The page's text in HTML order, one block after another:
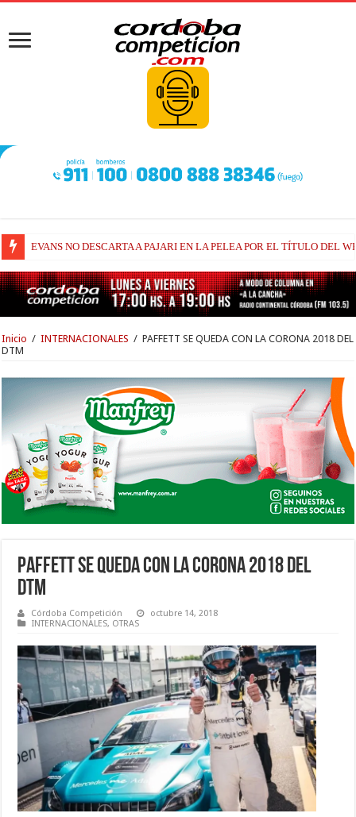
RAÚL FERNÁNDEZ Y TRACKHOUSE, A CONTINUIDAD
Inicio / INTERNACIONALES / PAFFETT SE QUEDA CON LA CORONA 2018 DEL
DTM
PAFFETT SE QUEDA CON LA CORONA 2018 DEL
DTM
Córdoba Competición
octubre 14, 2018
INTERNACIONALES, OTRAS